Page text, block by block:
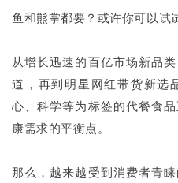
鱼和熊掌都要？或许你可以试
从增长迅速的百亿市场新品
道，再到明星网红带货新选
心、科学等为标签的代餐食
康需求的平衡点。
那么，越来越受到消费者青